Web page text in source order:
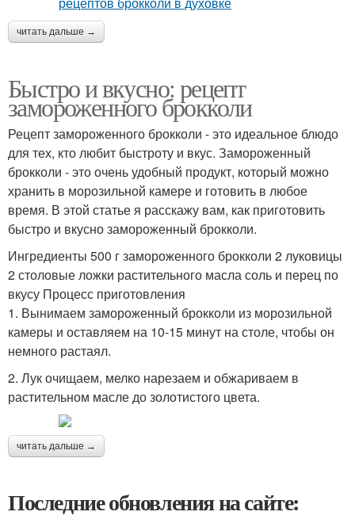
читать дальше →
Быстро и вкусно: рецепт
замороженного брокколи
Рецепт замороженного брокколи - это идеальное блюдо
для тех, кто любит быстроту и вкус. Замороженный
брокколи - это очень удобный продукт, который можно
хранить в морозильной камере и готовить в любое
время. В этой статье я расскажу вам, как приготовить
быстро и вкусно замороженный брокколи.
Ингредиенты 500 г замороженного брокколи 2 луковицы
2 столовые ложки растительного масла соль и перец по
вкусу Процесс приготовления
1. Вынимаем замороженный брокколи из морозильной
камеры и оставляем на 10-15 минут на столе, чтобы он
немного растаял.
2. Лук очищаем, мелко нарезаем и обжариваем в
растительном масле до золотистого цвета.
читать дальше →
Последние обновления на сайте: